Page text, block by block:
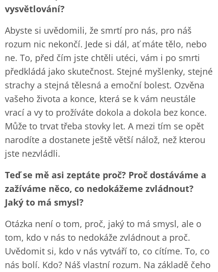
vysvětlování?
Abyste si uvědomili, že smrtí pro nás, pro náš
rozum nic nekončí. Jede si dál, ať máte tělo, nebo
ne. To, před čím jste chtěli utéci, vám i po smrti
předkládá jako skutečnost. Stejné myšlenky, stejné
strachy a stejná tělesná a emoční bolest. Ozvěna
vašeho života a konce, která se k vám neustále
vrací a vy to prožíváte dokola a dokola bez konce.
Může to trvat třeba stovky let. A mezi tím se opět
narodíte a dostanete ještě větší nálož, než kterou
jste nezvládli.
Teď se mě asi zeptáte proč? Proč dostáváme a
zažíváme něco, co nedokážeme zvládnout?
Jaký to má smysl?
Otázka není o tom, proč, jaký to má smysl, ale o
tom, kdo v nás to nedokáže zvládnout a proč.
Uvědomit si, kdo v nás vytváří to, co cítíme. To, co
nás bolí. Kdo? Náš vlastní rozum. Na základě čeho